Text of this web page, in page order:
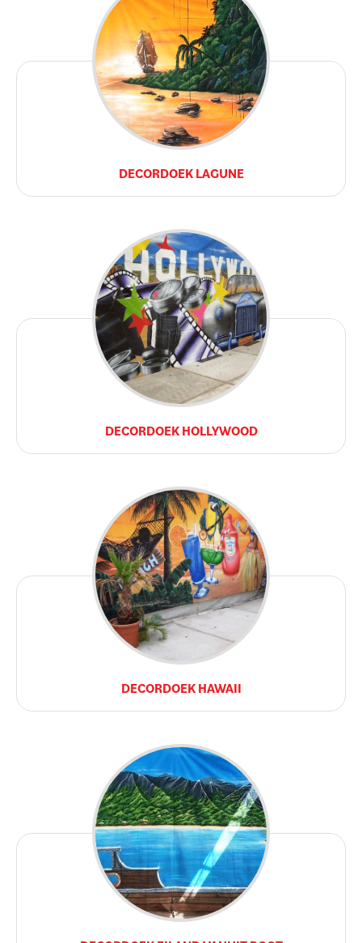
DECORDOEK LAGUNE
DECORDOEK HOLLYWOOD
DECORDOEK HAWAII